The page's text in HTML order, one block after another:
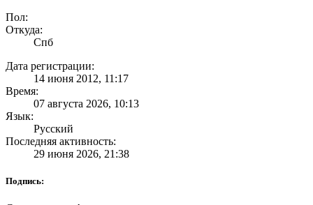
Пол:
Откуда:
Спб
Дата регистрации:
14 июня 2012, 11:17
Время:
07 августа 2026, 10:13
Язык:
Русский
Последняя активность:
29 июня 2026, 21:38
Подпись: